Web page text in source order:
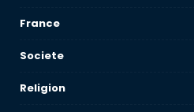
France
Societe
Religion